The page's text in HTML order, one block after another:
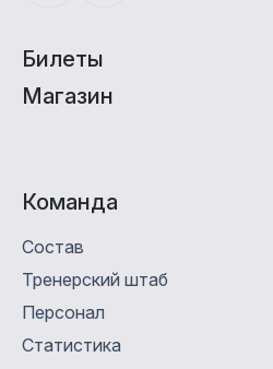
Билеты
Магазин
Команда
Состав
Тренерский штаб
Персонал
Статистика